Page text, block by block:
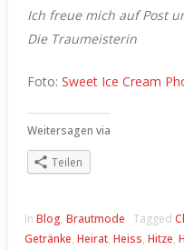
Ich freue mich auf Post
Die Traumeisterin
Foto: Sweet Ice Cream
Weitersagen via
Teilen
In Blog, Brautmode Tagged
Getränke, Heirat, Heiss, Hitze,